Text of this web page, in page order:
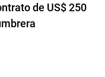
de US$ 250